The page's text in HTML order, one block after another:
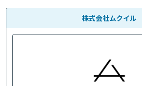
株式会社ムクイル